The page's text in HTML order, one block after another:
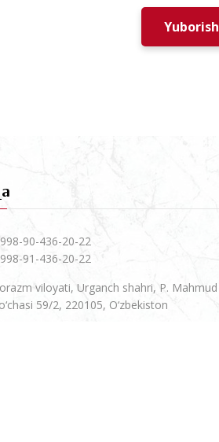
Yuborish
90-436-20-22
91-436-20-22
viloyati, Urganch shahri, P. Mahmud
59/2, 220105, O‘zbekiston